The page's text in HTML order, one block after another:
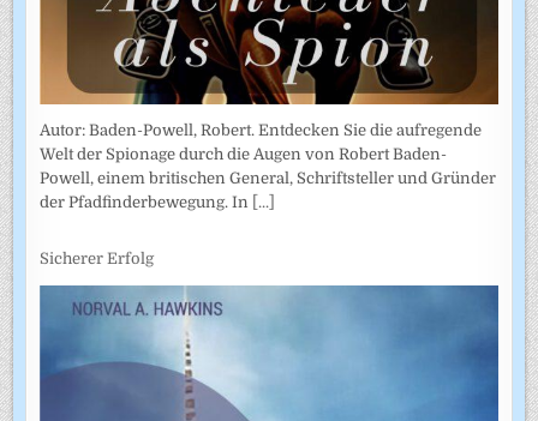
Autor: Baden-Powell, Robert. Entdecken Sie die aufregende
Welt der Spionage durch die Augen von Robert Baden-
Powell, einem britischen General, Schriftsteller und Gründer
der Pfadfinderbewegung. In [...]
Sicherer Erfolg